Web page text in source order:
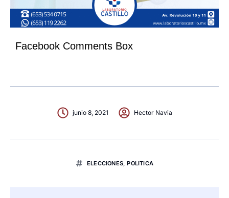
Facebook Comments Box
junio 8, 2021 Hector Navia
ELECCIONES,POLITICA